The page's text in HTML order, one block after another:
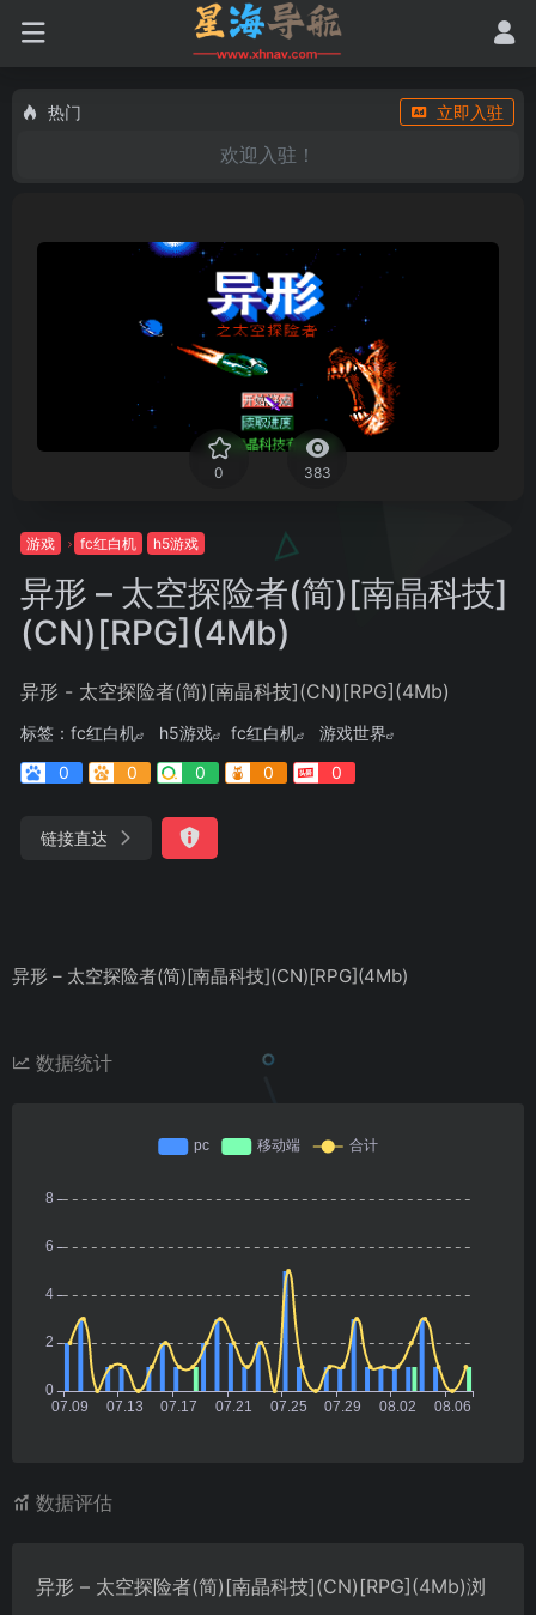
热门 立即入驻
欢迎入驻！
0 383
游戏 fc红白机 h5游戏
异形 – 太空探险者(简)[南晶科技]
(CN)[RPG](4Mb)
异形 - 太空探险者(简)[南晶科技](CN)[RPG](4Mb)
标签： fc红白机 h5游戏 fc红白机
游戏世界
0
0 0 0 0
链接直达
异形 – 太空探险者(简)[南晶科技](CN)[RPG](4Mb)
数据统计
数据评估
异形 – 太空探险者(简)[南晶科技](CN)[RPG](4Mb)浏